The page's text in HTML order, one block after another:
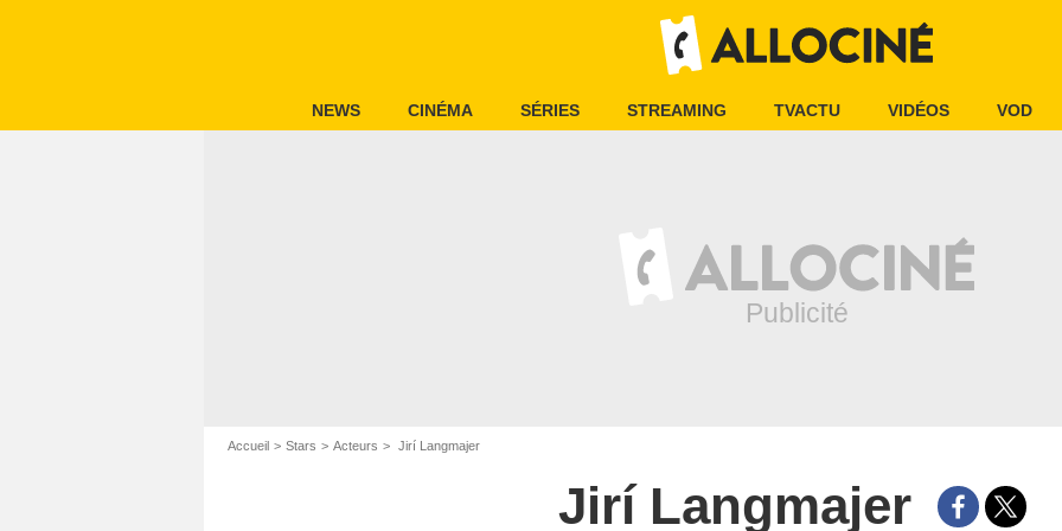
NEWS CINÉMA SÉRIES STREAMING TVACTU VIDÉOS VOD
Accueil Stars Acteurs Jirí Langmajer
Jirí Langmajer